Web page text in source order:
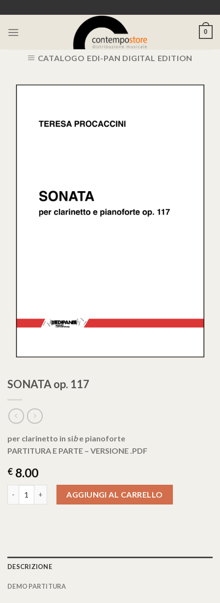
to
content
0
CATALOGO EDI-PAN DIGITAL EDITION
SONATA op. 117
per clarinetto in sibe pianoforte
PARTITURA E PARTE – VERSIONE .PDF
€ 8.00
AGGIUNGI AL CARRELLO
DESCRIZIONE
DEMO PARTITURA